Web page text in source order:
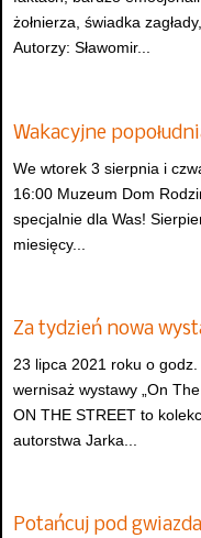
żołnierza, świadka
Autorzy: Sławomir...
Wakacyjne
We wtorek 3 sierpnia i
16:00 Muzeum Dom
specjalnie dla Was!
miesięcy...
Za tydzień nowa
23 lipca 2021 roku o
wernisaż wystawy „On
ON THE STREET to
autorstwa Jarka...
Potańcuj pod